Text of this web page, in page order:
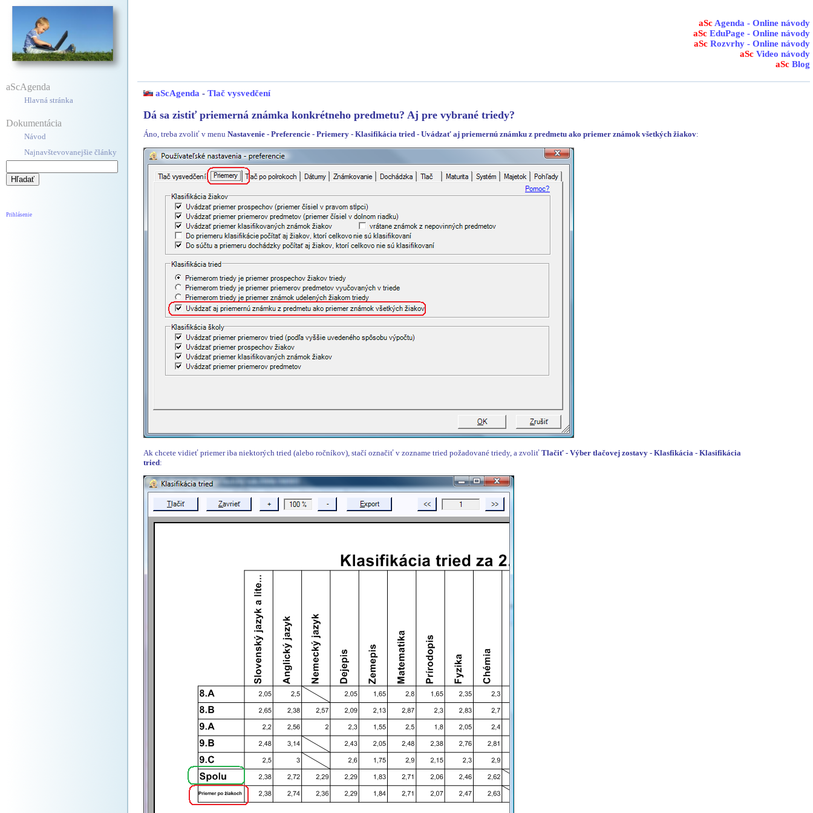
aScAgenda
Hlavná stránka
Dokumentácia
Návod
Najnavštevovanejšie články
Prihlásenie
aSc Agenda - Online návody
aSc EduPage - Online návody
aSc Rozvrhy - Online návody
aSc Video návody
aSc Blog
aScAgenda - Tlač vysvedčení
Dá sa zistiť priemerná známka konkrétneho predmetu? Aj pre vybrané triedy?
Áno, treba zvoliť v menu Nastavenie - Preferencie - Priemery - Klasifikácia tried - Uvádzať aj priemernú známku z predmetu ako priemer známok všetkých žiakov:
Ak chcete vidieť priemer iba niektorých tried (alebo ročníkov), stačí označiť v zozname tried požadované triedy, a zvoliť Tlačiť - Výber tlačovej zostavy - Klasfikácia - Klasifikácia
tried: